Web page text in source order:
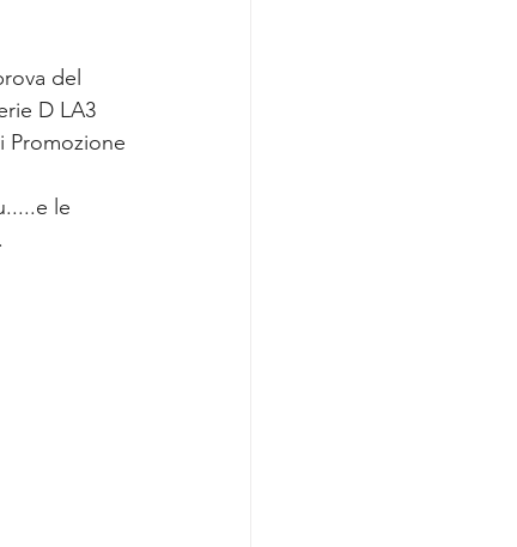
del
D LA3
Promozione
le